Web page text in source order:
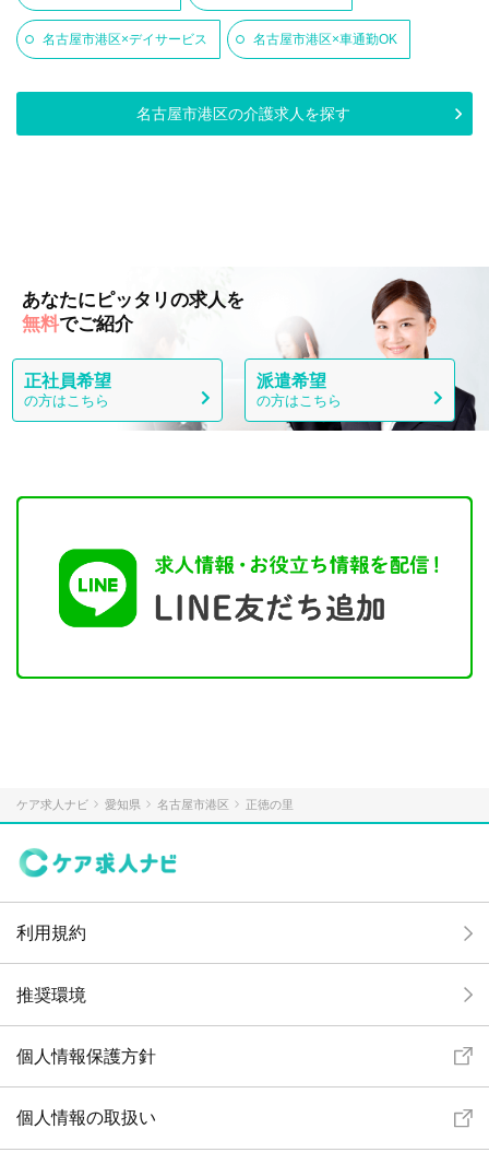
名古屋市港区×デイサービス 名古屋市港区×車通勤OK
名古屋市港区の介護求人を探す
あなたにピッタリの求人を
無料でご紹介
正社員希望
の方はこちら
派遣希望
の方はこちら
ケア求人ナビ 愛知県 名古屋市港区 正徳の里
利用規約
推奨環境
個人情報保護方針
個人情報の取扱い